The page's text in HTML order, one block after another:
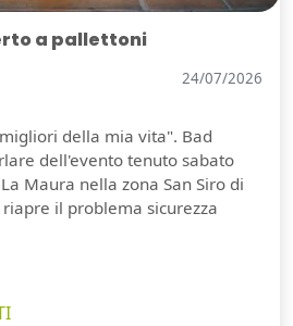
a pallettoni
24/07/2026
della mia vita". Bad
dell'evento tenuto sabato
Maura nella zona San Siro di
il problema sicurezza